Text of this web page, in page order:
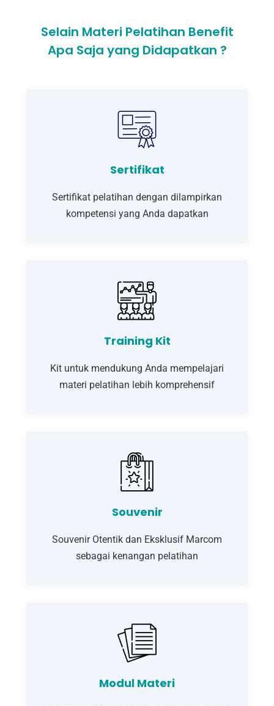
Selain Materi Pelatihan Benefit
Apa Saja yang Didapatkan ?
Sertifikat
Sertifikat pelatihan dengan dilampirkan
kompetensi yang Anda dapatkan
Training Kit
Kit untuk mendukung Anda mempelajari
materi pelatihan lebih komprehensif
Souvenir
Souvenir Otentik dan Eksklusif Marcom
sebagai kenangan pelatihan
Modul Materi